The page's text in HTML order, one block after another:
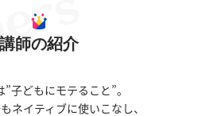
講師の紹介
子どもにモテること”。
ネイティブに使いこなし、